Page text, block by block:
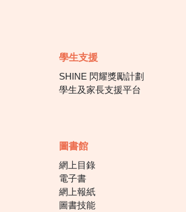
學生支援
SHINE 閃耀獎勵計劃
學生及家長支援平台
圖書館
網上目錄
電子書
網上報紙
圖書技能